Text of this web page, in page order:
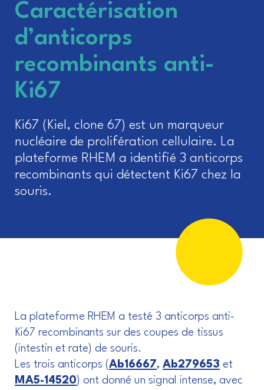
Caractérisation
d’anticorps
recombinants anti-
Ki67
Ki67 (Kiel, clone 67) est un marqueur
nucléaire de prolifération cellulaire. La
plateforme RHEM a identifié 3 anticorps
recombinants qui détectent Ki67 chez la
souris.
La plateforme RHEM a testé 3 anticorps anti-
Ki67 recombinants sur des coupes de tissus
(intestin et rate) de souris.
Les trois anticorps (Ab16667, Ab279653 et
MA5-14520) ont donné un signal intense, avec